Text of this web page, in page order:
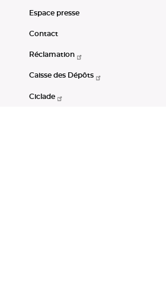
Espace presse
Contact
Réclamation
Caisse des Dépôts
Ciclade